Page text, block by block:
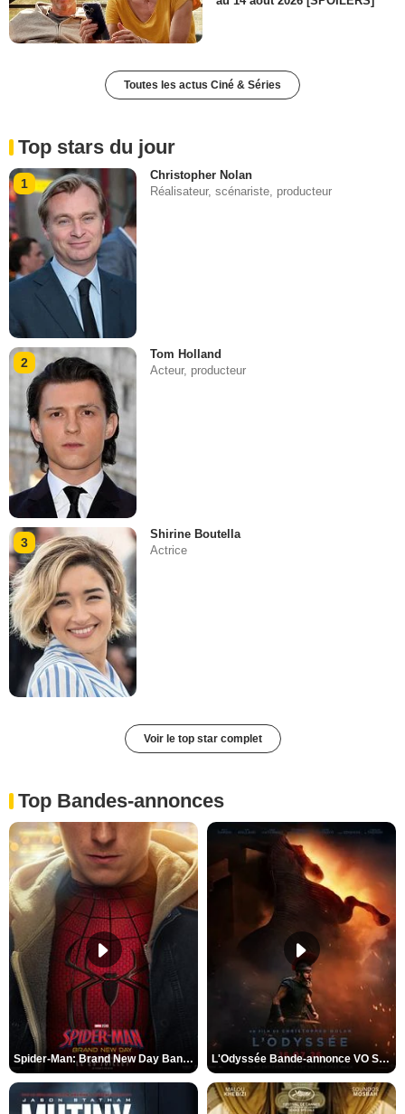
Toutes les actus Ciné & Séries
Top stars du jour
1
Christopher Nolan
Réalisateur, scénariste, producteur
2
Tom Holland
Acteur, producteur
3
Shirine Boutella
Actrice
Voir le top star complet
Top Bandes-annonces
Spider-Man: Brand New Day Bande-annonce VO STFR L'Odyssée Bande-annonce VO STFR